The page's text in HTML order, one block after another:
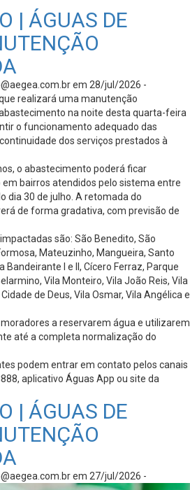
| ÁGUAS DE
em 28/jul/2026 -
realizará uma manutenção
na noite desta quarta-feira
o funcionamento adequado das
dos serviços prestados à
o abastecimento poderá ficar
bairros atendidos pelo sistema entre
dia 30 de julho. A retomada do
de forma gradativa, com previsão de
são: São Benedito, São
Mateuzinho, Mangueira, Santo
Bandeirante I e II, Cícero Ferraz, Parque
Vila Monteiro, Vila João Reis, Vila
de Deus, Vila Osmar, Vila Angélica e
a reservarem água e utilizarem
até a completa normalização do
podem entrar em contato pelos canais
aplicativo Águas App ou site da
| ÁGUAS DE
em 27/jul/2026 -